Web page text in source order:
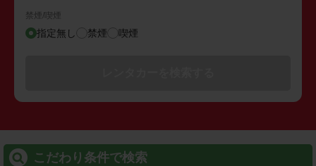
禁煙/喫煙
指定無し 禁煙 喫煙
こだわり条件で検索